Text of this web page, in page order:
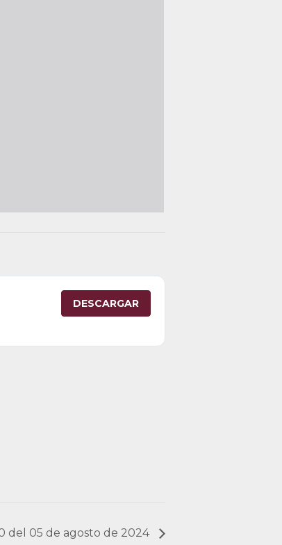
DESCARGAR
del 05 de agosto de 2024